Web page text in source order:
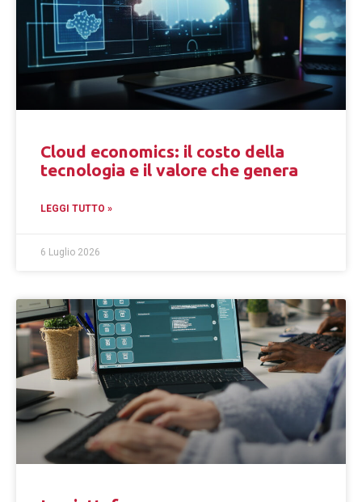
Cloud economics: il costo della
tecnologia e il valore che genera
LEGGI TUTTO »
6 Luglio 2026